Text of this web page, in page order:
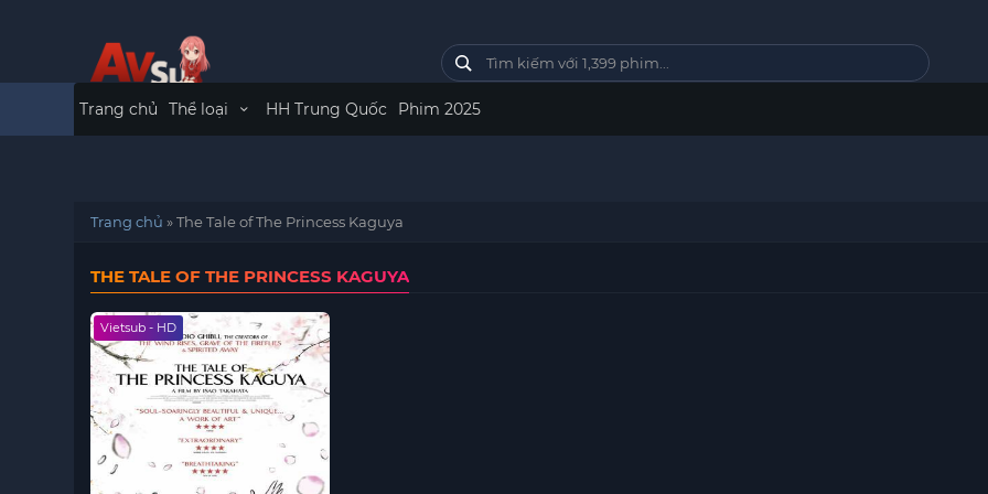
Trang chủ Thể loại HH Trung Quốc Phim 2025
Trang chủ »The Tale of The Princess Kaguya
THE TALE OF THE PRINCESS KAGUYA
Vietsub - HD